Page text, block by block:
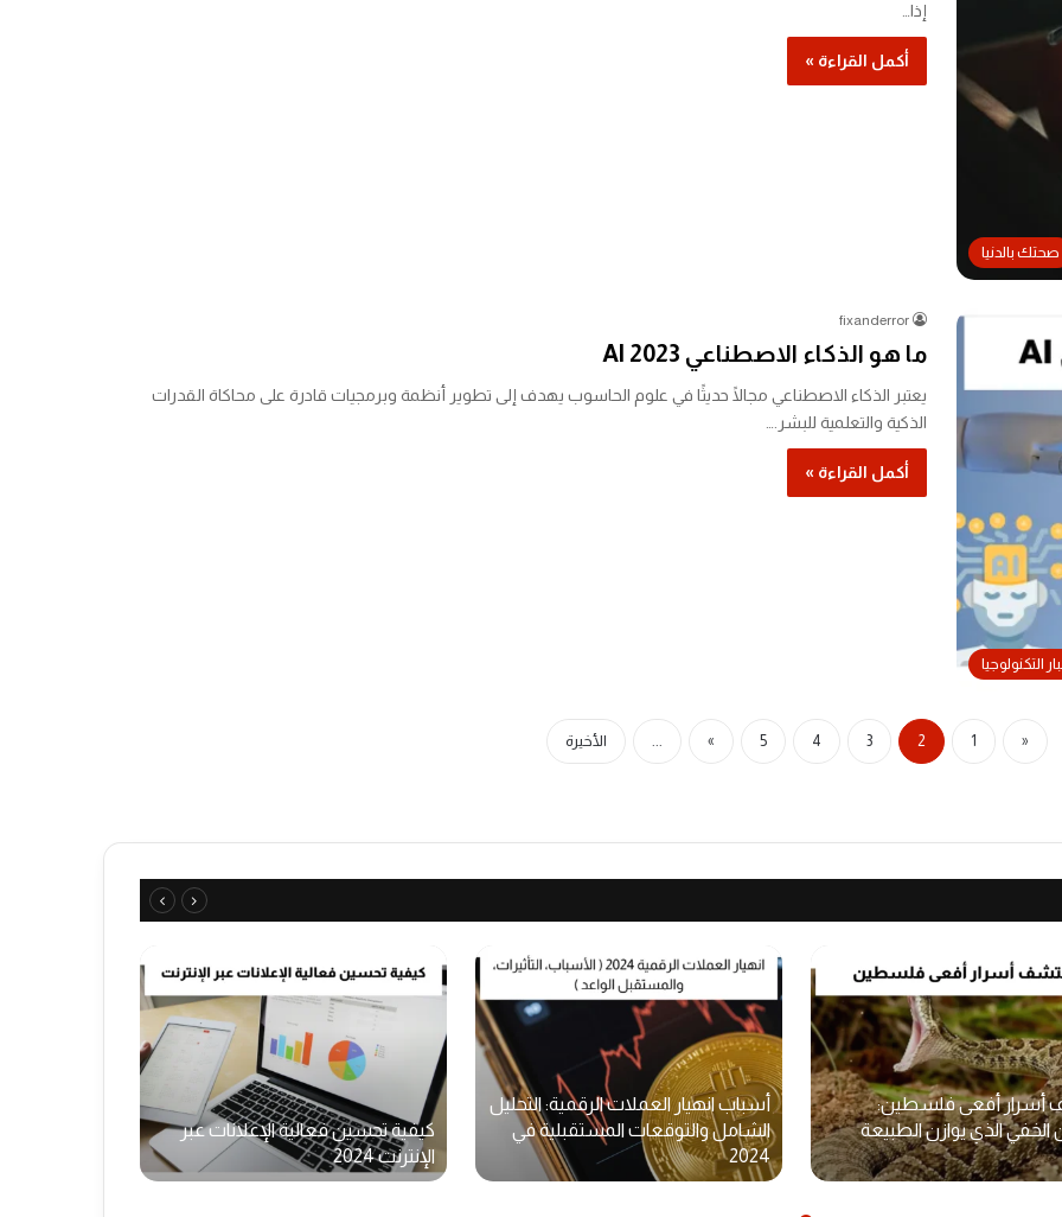
صحتك بالدنيا
إذا…
أكمل القراءة »
التكنولوجيا
fixanderror
ما هو الذكاء الاصطناعي AI 2023
يعتبر الذكاء الاصطناعي مجالًا حديثًا في علوم الحاسوب يهدف إلى تطوير أنظمة وبرمجيات قادرة على محاكاة القدرات
الذكية والتعلمية للبشر.…
أكمل القراءة »
«
1
2
3
4
5
»
... الأخيرة
أسرار أفعى فلسطين:
الخفي الذي يوازن الطبيعة
أسباب انهيار العملات الرقمية: التحليل
الشامل والتوقعات المستقبلية في
2024
كيفية تحسين فعالية الإعلانات عبر
الإنترنت 2024